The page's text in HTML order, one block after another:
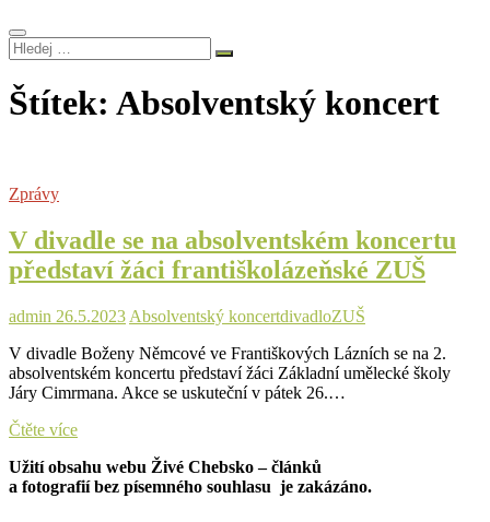
Hledej
…
Štítek: Absolventský koncert
Zprávy
V divadle se na absolventském koncertu
představí žáci františkolázeňské ZUŠ
admin 26.5.2023 Absolventský koncertdivadloZUŠ
V divadle Boženy Němcové ve Františkových Lázních se na 2.
absolventském koncertu představí žáci Základní umělecké školy
Járy Cimrmana. Akce se uskuteční v pátek 26.…
Čtěte víceV
se
na
Užití obsahu webu Živé Chebsko – článků
a fotografií bez písemného souhlasu je zakázáno.